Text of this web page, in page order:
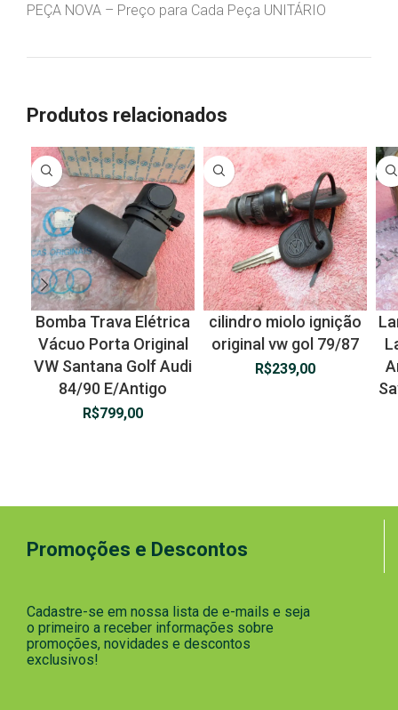
PEÇA NOVA – Preço para Cada Peça UNITÁRIO
Produtos relacionados
Bomba Trava Elétrica
Vácuo Porta Original
VW Santana Golf Audi
84/90 E/Antigo
R$799,00
cilindro miolo ignição
original vw gol 79/87
R$239,00
Promoções e Descontos
Cadastre-se em nossa lista de e-mails e seja
o primeiro a receber informações sobre
promoções, novidades e descontos
exclusivos!